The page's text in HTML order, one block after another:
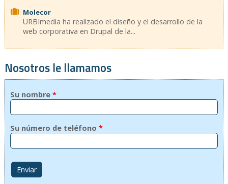
Molecor
URBImedia ha realizado el diseño y el desarrollo de la
web corporativa en Drupal de la...
Nosotros le llamamos
Su nombre *
Su número de teléfono *